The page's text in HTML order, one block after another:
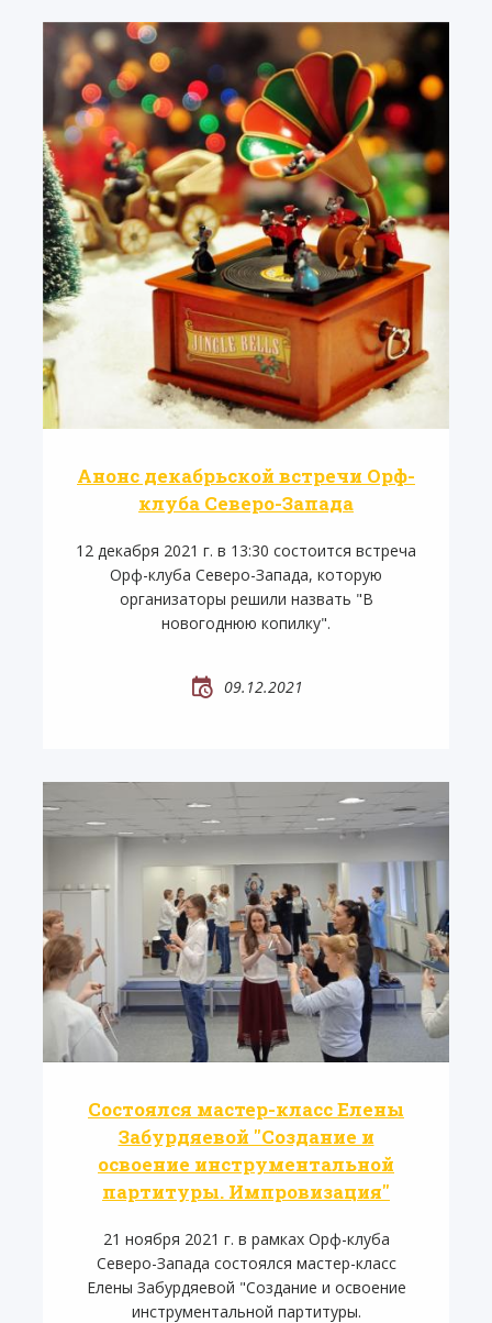
Анонс декабрьской встречи Орф-
клуба Северо-Запада
12 декабря 2021 г. в 13:30 состоится встреча
Орф-клуба Северо-Запада, которую
организаторы решили назвать "В
новогоднюю копилку".
09.12.2021
Состоялся мастер-класс Елены
Забурдяевой "Создание и
освоение инструментальной
партитуры. Импровизация"
21 ноября 2021 г. в рамках Орф-клуба
Северо-Запада состоялся мастер-класс
Елены Забурдяевой "Создание и освоение
инструментальной партитуры.